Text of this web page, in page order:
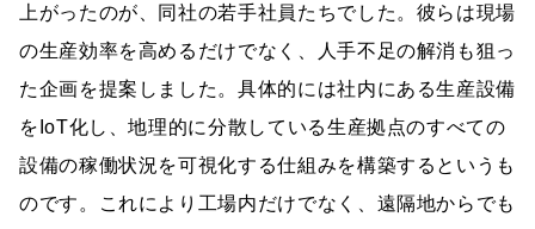
上がったのが、同社の若手社員たちでした。彼らは現場
の生産効率を高めるだけでなく、人手不足の解消も狙っ
た企画を提案しました。具体的には社内にある生産設備
をIoT化し、地理的に分散している生産拠点のすべての
設備の稼働状況を可視化する仕組みを構築するというも
のです。これにより工場内だけでなく、遠隔地からでも